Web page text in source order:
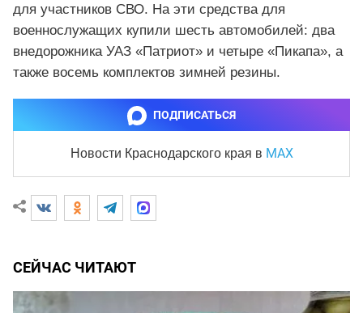
для участников СВО. На эти средства для
военнослужащих купили шесть автомобилей: два
внедорожника УАЗ «Патриот» и четыре «Пикапа», а
также восемь комплектов зимней резины.
ПОДПИСАТЬСЯ
Новости Краснодарского края в MAX
СЕЙЧАС ЧИТАЮТ